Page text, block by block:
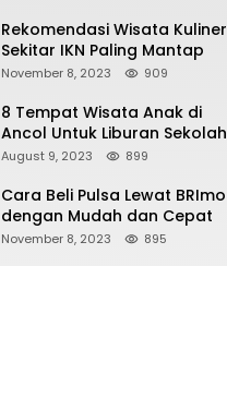
Rekomendasi Wisata Kuliner
Sekitar IKN Paling Mantap
November 8, 2023 909
8 Tempat Wisata Anak di
Ancol Untuk Liburan Sekolah
August 9, 2023 899
Cara Beli Pulsa Lewat BRImo
dengan Mudah dan Cepat
November 8, 2023 895